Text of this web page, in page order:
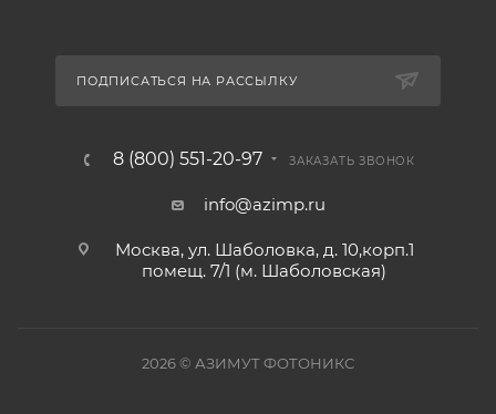
ПОДПИСАТЬСЯ НА РАССЫЛКУ
8 (800) 551-20-97 ЗАКАЗАТЬ ЗВОНОК
info@azimp.ru
Москва, ул. Шаболовка, д. 10,корп.1
помещ. 7/1 (м. Шаболовская)
2026© АЗИМУТ ФОТОНИКС